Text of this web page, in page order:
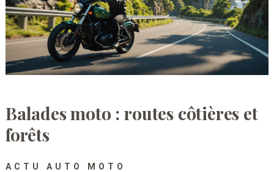
Balades moto : routes côtières et
forêts
ACTU AUTO MOTO